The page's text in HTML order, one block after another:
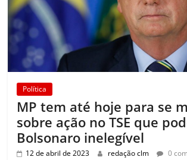
Política
MP tem até hoje para se
sobre ação no TSE que
Bolsonaro inelegível
12 de abril de 2023 redação clm
0